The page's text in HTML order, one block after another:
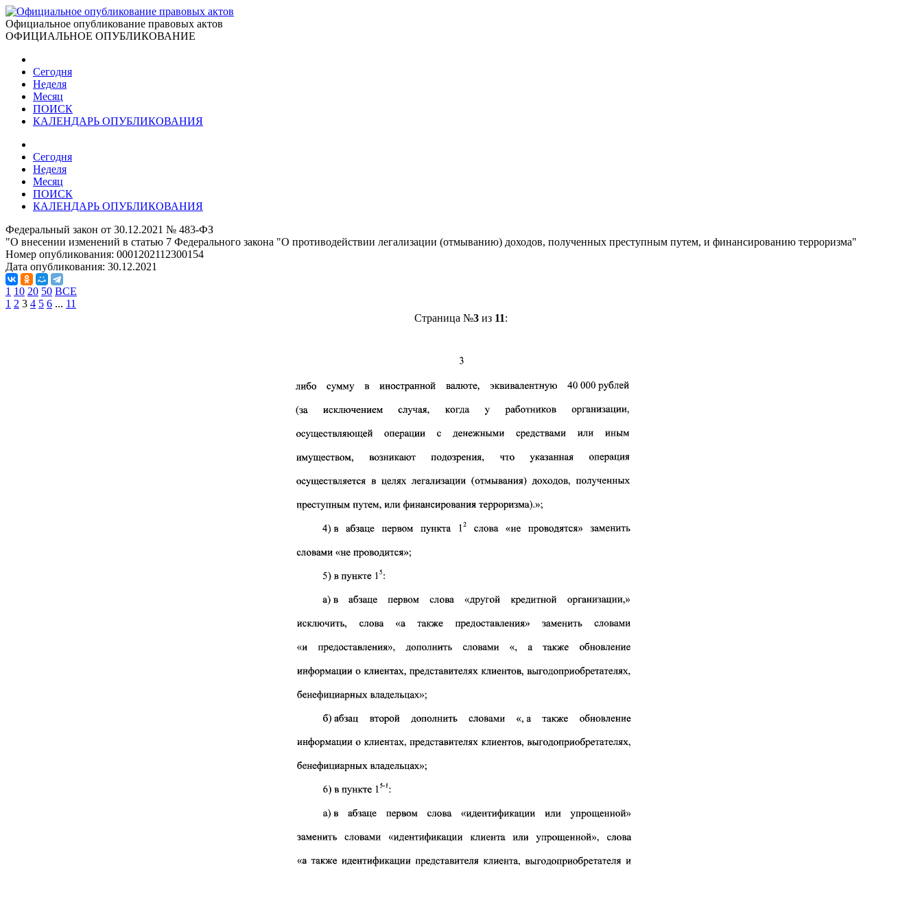
Официальное опубликование правовых актов
ОФИЦИАЛЬНОЕ ОПУБЛИКОВАНИЕ
Сегодня
Неделя
Месяц
ПОИСК
КАЛЕНДАРЬ ОПУБЛИКОВАНИЯ
Сегодня
Неделя
Месяц
ПОИСК
КАЛЕНДАРЬ ОПУБЛИКОВАНИЯ
Федеральный закон от 30.12.2021 № 483-ФЗ
"О внесении изменений в статью 7 Федерального закона "О противодействии легализации (отмыванию) доходов, полученных преступным путем, и финансированию терроризма"
Номер опубликования: 0001202112300154
Дата опубликования: 30.12.2021
1 10 20 50 ВСЕ
1 2 3 4 5 6 ... 11
Страница №3 из 11: